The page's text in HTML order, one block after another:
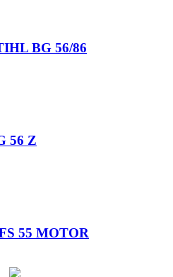
BG 56/86
56 Z
55 MOTOR